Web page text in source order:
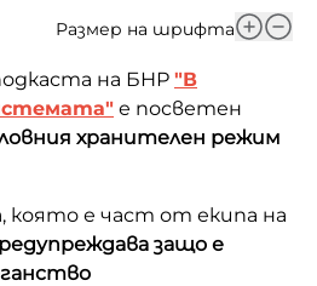
Размер на шрифта
на БНР "В
е посветен
хранителен режим
която е част от екипа на
защо е